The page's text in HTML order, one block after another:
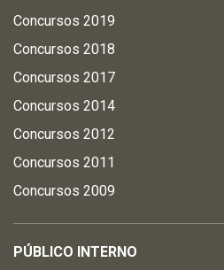
Concursos 2019
Concursos 2018
Concursos 2017
Concursos 2014
Concursos 2012
Concursos 2011
Concursos 2009
PÚBLICO INTERNO